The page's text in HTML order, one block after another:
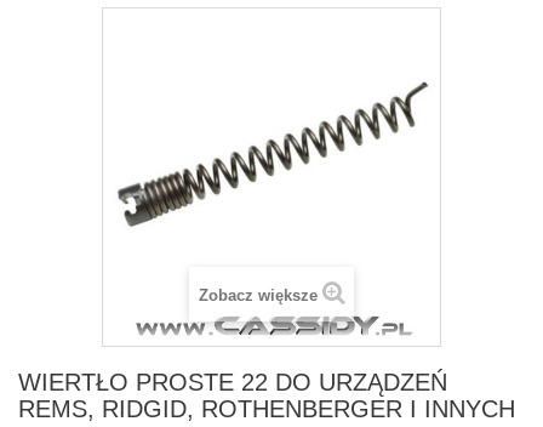
Zobacz większe
WIERTŁO PROSTE 22 DO URZĄDZEŃ
REMS, RIDGID, ROTHENBERGER I INNYCH